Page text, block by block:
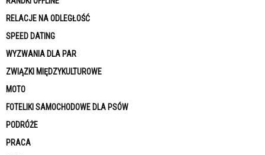
RELACJE NA ODLEGŁOŚĆ
SPEED DATING
WYZWANIA DLA PAR
ZWIĄZKI MIĘDZYKULTUROWE
MOTO
FOTELIKI SAMOCHODOWE DLA PSÓW
PODRÓŻE
PRACA